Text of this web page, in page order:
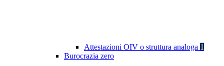
Attestazioni OIV o struttura analoga 1
Burocrazia zero